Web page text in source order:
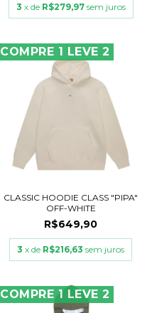
3 x de R$279,97 sem juros
COMPRE 1 LEVE 2
CLASSIC HOODIE CLASS "PIPA"
OFF-WHITE
R$649,90
3 x de R$216,63 sem juros
COMPRE 1 LEVE 2